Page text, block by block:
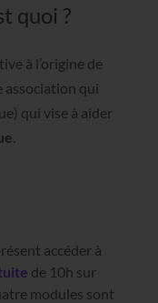
quoi ?
à l’origine de
association qui
qui vise à aider
.
accéder à
de 10h sur
modules sont